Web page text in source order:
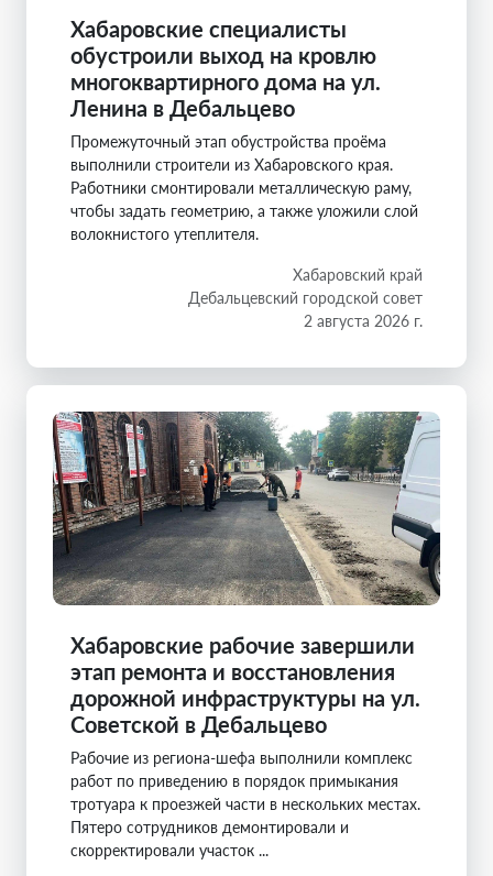
Хабаровские специалисты
обустроили выход на кровлю
многоквартирного дома на ул.
Ленина в Дебальцево
Промежуточный этап обустройства проёма
выполнили строители из Хабаровского края.
Работники смонтировали металлическую раму,
чтобы задать геометрию, а также уложили слой
волокнистого утеплителя.
Хабаровский край
Дебальцевский городской совет
2 августа 2026 г.
Хабаровские рабочие завершили
этап ремонта и восстановления
дорожной инфраструктуры на ул.
Советской в Дебальцево
Рабочие из региона-шефа выполнили комплекс
работ по приведению в порядок примыкания
тротуара к проезжей части в нескольких местах.
Пятеро сотрудников демонтировали и
скорректировали участок ...